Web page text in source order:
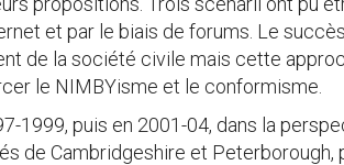
et par le biais de forums. Le
de la société civile mais cette
le NIMBYisme et le conformisme.
1999, puis en 2001-04, dans la
de Cambridgeshire et Peterborough,